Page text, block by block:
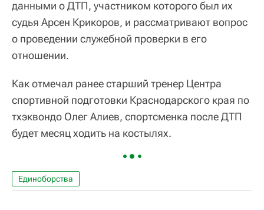
данными о ДТП, участником которого был их
судья Арсен Крикоров, и рассматривают вопрос
о проведении служебной проверки в его
отношении.
Как отмечал ранее старший тренер Центра
спортивной подготовки Краснодарского края по
тхэквондо Олег Алиев, спортсменка после ДТП
будет месяц ходить на костылях.
Единоборства